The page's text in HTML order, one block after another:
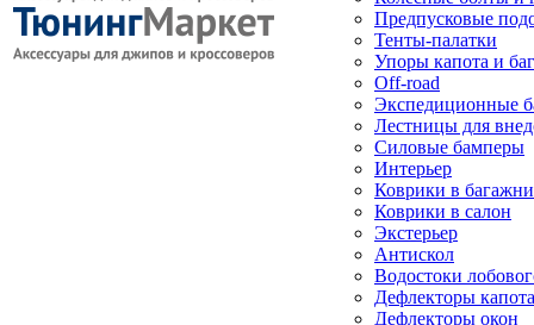
Предпусковые
Тенты-палатки
Упоры капота и
Off-road
Экспедиционные
Лестницы для
Силовые бамперы
Интерьер
Коврики в
Коврики в салон
Экстерьер
Антискол
Водостоки
Дефлекторы капота
Дефлекторы окон